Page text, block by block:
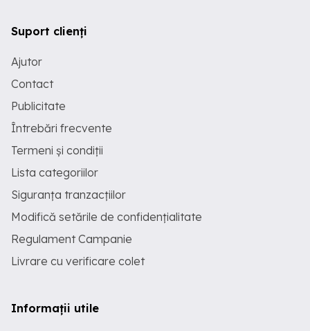
Suport clienți
Ajutor
Contact
Publicitate
Întrebări frecvente
Termeni și condiții
Lista categoriilor
Siguranța tranzacțiilor
Modifică setările de confidențialitate
Regulament Campanie
Livrare cu verificare colet
Informații utile